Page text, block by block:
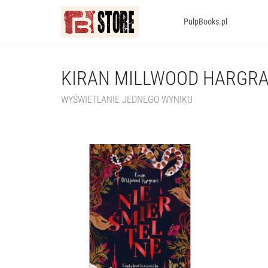
PulpBooks.pl
KIRAN MILLWOOD
WYŚWIETLANIE JEDNEGO WYNIKU